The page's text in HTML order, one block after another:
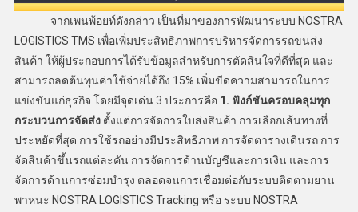
จากเพนพ้อยท์ดังกล่าว เป็นที่มาของการพัฒนาระบบ NOSTRA
LOGISTICS TMS เพื่อเพิ่มประสิทธิภาพการบริหารจัดการรถขนส่ง
สินค้า ให้ผู้ประกอบการได้รับข้อมูลสำหรับการตัดสินใจที่ดีที่สุด และ
สามารถลดต้นทุนค่าใช้จ่ายได้ถึง 15% เพิ่มขีดความสามารถในการ
แข่งขันแก่ธุรกิจ โดยมีจุดเด่น 3 ประการคือ 1. ฟังก์ชันครอบคลุมทุก
กระบวนการจัดส่งตั้งแต่การจัดการใบส่งสินค้า การเลือกเส้นทางที่
ประหยัดที่สุด การใช้รถอย่างมีประสิทธิภาพ การจัดตารางเดินรถ การ
จัดสินค้าขึ้นรถแต่ละคัน การจัดการด้านบัญชีและการเงิน และการ
จัดการด้านการซ่อมบำรุง ตลอดจนการเชื่อมต่อกับระบบติดตามยาน
พาหนะ NOSTRA LOGISTICS Tracking หรือ ระบบ NOSTRA